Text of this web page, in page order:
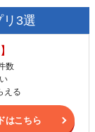
3選
数
える
はこちら